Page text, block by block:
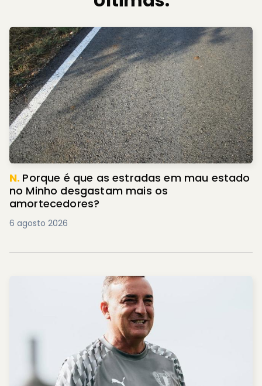
N. Porque é que as estradas em mau estado
no Minho desgastam mais os
amortecedores?
6 agosto 2026